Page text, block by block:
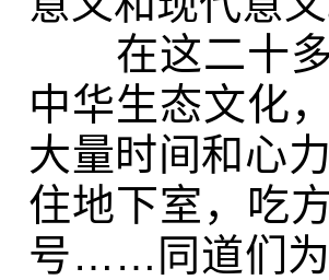
在这二十多
中华生态文化
大量时间和心
住地下室，吃
号……同道们为